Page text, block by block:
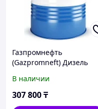
Газпромнефть
(Gazpromneft) Дизель
В наличии
307 800₸